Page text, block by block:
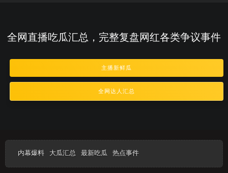
全网直播吃瓜汇总，完整复盘网红各类争议事件
主播新鲜瓜
全网达人汇总
内幕爆料 大瓜汇总 最新吃瓜 热点事件